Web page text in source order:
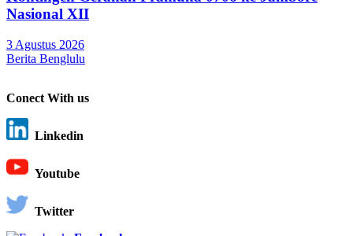
Nasional XII
3 Agustus 2026
Berita Benglulu
Conect With us
Linkedin
Youtube
Twitter